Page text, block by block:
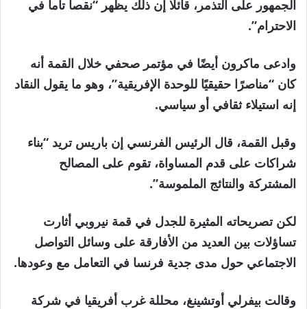
الجمهور على التذمر، قائلا إن ذلك يظهر “نقصا تاما في
الاحترام”.
وادعى ماكرون أيضًا في مؤتمر صحفي خلال القمة أنه
كان “مناصرًا حقيقيًا للوحدة الإفريقية”، وهو ما يقول النقاد
إنه استيلاء ثقافي أو سياسي.
وقبل القمة، قال الرئيس الفرنسي إن باريس تريد “بناء
شراكات على قدم المساواة، تقوم على المصالح
المشتركة والنتائج الملموسة”.
لكن تصريحاته المثيرة للجدل في قمة نيروبي أثارت
تساؤلات بين العديد من الأفارقة على وسائل التواصل
الاجتماعي حول مدى جدية فرنسا في التعامل مع وعودها.
وقالت بيفرلي أوتشينغ، محللة غرب أفريقيا في شركة